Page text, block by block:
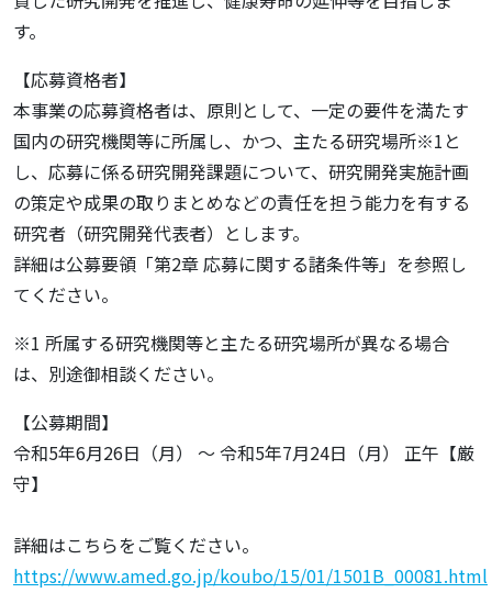
す。
【応募資格者】
本事業の応募資格者は、原則として、一定の要件を満たす
国内の研究機関等に所属し、かつ、主たる研究場所※1と
し、応募に係る研究開発課題について、研究開発実施計画
の策定や成果の取りまとめなどの責任を担う能力を有する
研究者（研究開発代表者）とします。
詳細は公募要領「第2章 応募に関する諸条件等」を参照し
てください。
※1 所属する研究機関等と主たる研究場所が異なる場合
は、別途御相談ください。
【公募期間】
令和5年6月26日（月） ～ 令和5年7月24日（月） 正午【厳
守】
詳細はこちらをご覧ください。
https://www.amed.go.jp/koubo/15/01/1501B_00081.html